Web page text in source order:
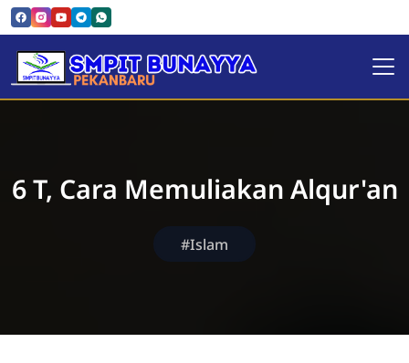
SMPIT Bunayya Pekanbaru
6 T, Cara Memuliakan Alqur'an
#Islam